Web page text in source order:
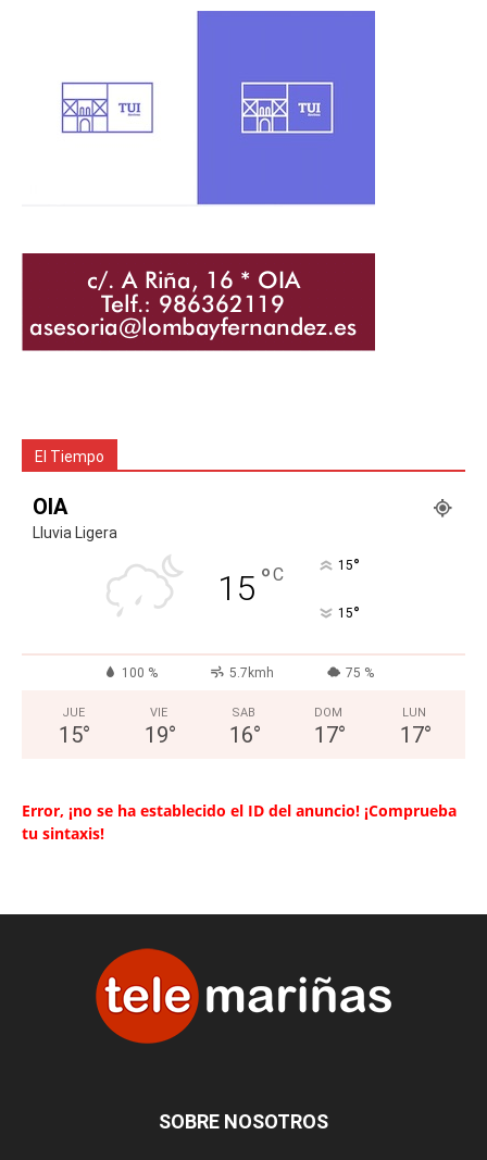
El Tiempo
OIA
Lluvia Ligera
15 °C 15°
15°
100 % 5.7kmh 75 %
JUE
15°
VIE
19°
SAB
16°
DOM
17°
LUN
17°
Error, ¡no se ha establecido el ID del anuncio! ¡Comprueba
tu sintaxis!
SOBRE NOSOTROS